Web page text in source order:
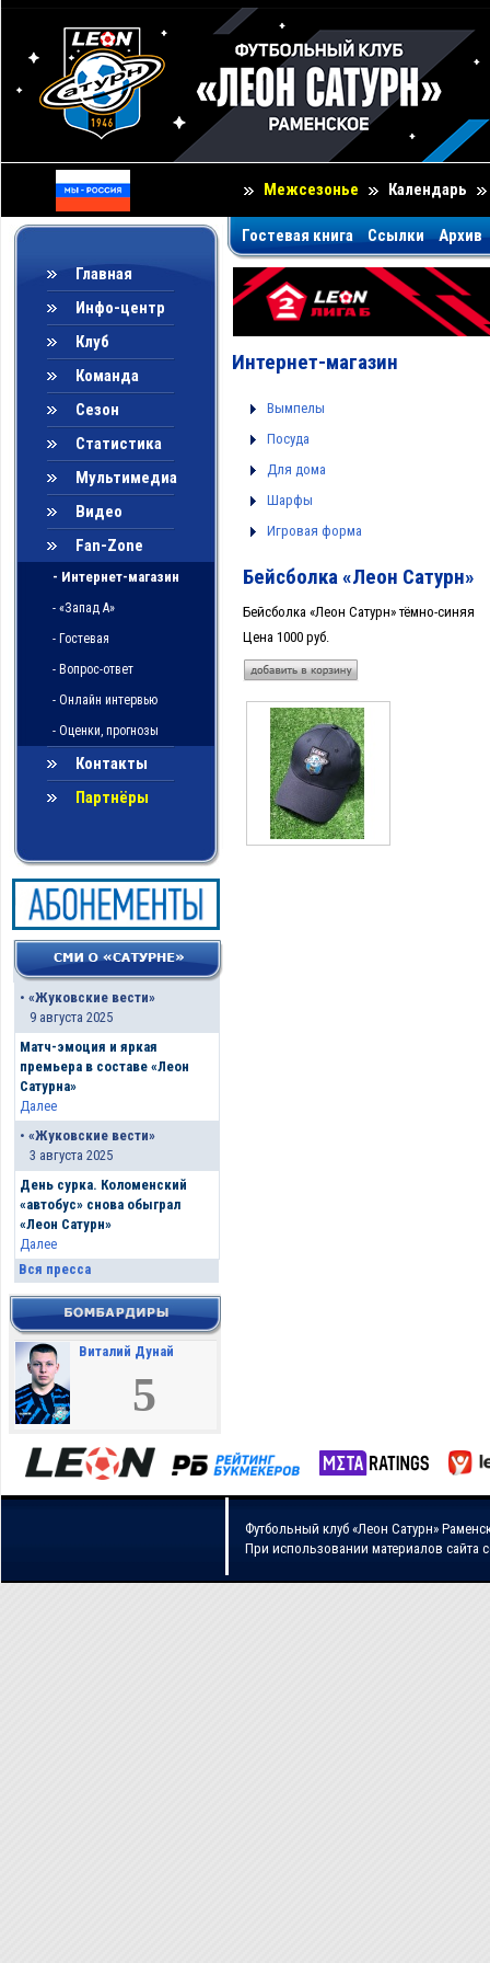
Межсезонье Календарь
Главная
Инфо-центр
Клуб
Команда
Сезон
Статистика
Мультимедиа
Видео
Fan-Zone
- Интернет-магазин
- «Запад А»
- Гостевая
- Вопрос-ответ
- Онлайн интервью
- Оценки, прогнозы
Контакты
Партнёры
• «Жуковские вести»
9 августа 2025
Матч-эмоция и яркая
премьера в составе «Леон
Сатурна»
Далее
• «Жуковские вести»
3 августа 2025
День сурка. Коломенский
«автобус» снова обыграл
«Леон Сатурн»
Далее
Вся пресса
Виталий Дунай
5
Гостевая книга Ссылки Архив
Интернет-магазин
Вымпелы
Посуда
Для дома
Шарфы
Игровая форма
Бейсболка «Леон Сатурн»
Бейсболка «Леон Сатурн» тёмно-синяя
Цена 1000 руб.
Футбольный клуб «Леон Сатурн»
При использовании материалов сайта